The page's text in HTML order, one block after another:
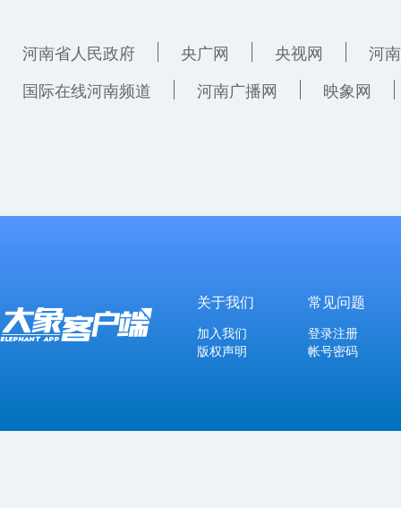
河南省人民政府 央广网 央视网
河
国际在线河南频道
河南广播网 映象网
关于我们
加入我们
版权声明
常见问题
登录注册
帐号密码